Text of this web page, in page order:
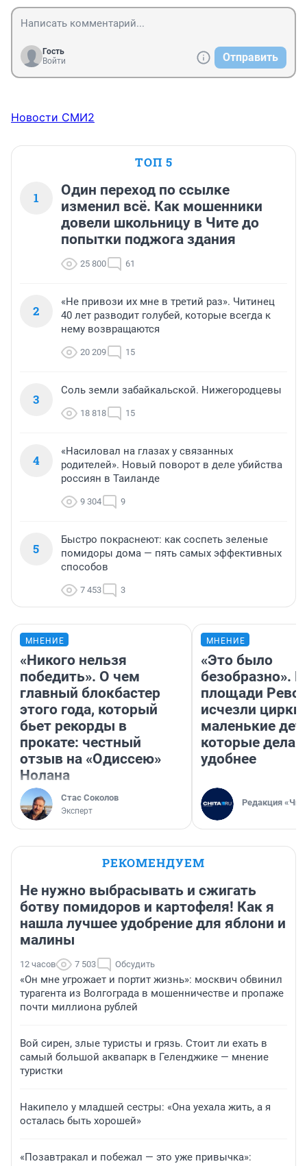
соотнесения с нормами права.
Гость
Войти
Отправить
Новости СМИ2
ТОП 5
1
Один переход по ссылке
изменил всё. Как мошенники
довели школьницу в Чите до
попытки поджога здания
25 800 61
2
«Не привози их мне в третий раз». Читинец
40 лет разводит голубей, которые всегда к
нему возвращаются
20 209 15
3
Соль земли забайкальской. Нижегородцевы
18 818 15
4
«Насиловал на глазах у связанных
родителей». Новый поворот в деле убийства
россиян в Таиланде
9 304 9
5
Быстро покраснеют: как соспеть зеленые
помидоры дома — пять самых эффективных
способов
7 453 3
МНЕНИЕ
«Никого нельзя
победить». О чем
главный блокбастер
этого года, который
бьет рекорды в
прокате: честный
отзыв на «Одиссею»
Нолана
Стас Соколов
Эксперт
МНЕНИЕ
«Это было
безобразно».
площади
исчезли цирки
маленькие
которые
удобнее
Редакция
РЕКОМЕНДУЕМ
Не нужно выбрасывать и сжигать
ботву помидоров и картофеля! Как я
нашла лучшее удобрение для яблони и
малины
12 часов 7 503 Обсудить
«Он мне угрожает и портит жизнь»: москвич обвинил
турагента из Волгограда в мошенничестве и пропаже
почти миллиона рублей
Вой сирен, злые туристы и грязь. Стоит ли ехать в
самый большой аквапарк в Геленджике — мнение
туристки
Накипело у младшей сестры: «Она уехала жить, а я
осталась быть хорошей»
«Позавтракал и побежал — это уже привычка»: